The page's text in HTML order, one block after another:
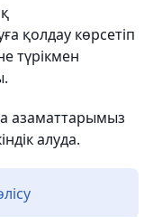
қолдау көрсетіп
түрікмен
азаматтарымыз
алуда.